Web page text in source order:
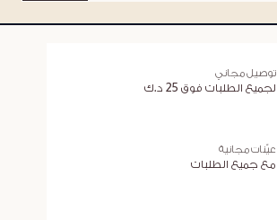
توصيل مجاني
لجميع الطلبات فوق 25 د.ك
عيّنات مجانية
مع جميع الطلبات